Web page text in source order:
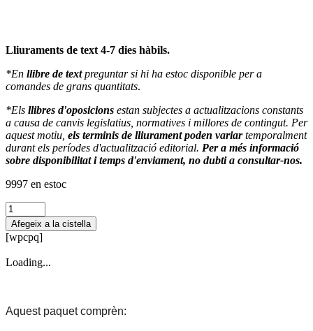
Lliuraments de text 4-7 dies hàbils.
*En llibre de textpreguntar si hi ha estoc disponible per a
comandes de grans quantitats.
*Els llibres d'oposicions estan subjectes a actualitzacions constants
a causa de canvis legislatius, normatives i millores de contingut. Per
aquest motiu, els terminis de lliurament poden variartemporalment
durant els períodes d'actualització editorial. Per a més informació
sobre disponibilitat i temps d'enviament, no dubti a consultar-nos.
9997 en estoc
quantitat
de
Temario
+
Supuestos
prácticos
(castellano)
Afegeix a la cistella
[wpcpq]
Loading...
Aquest paquet comprèn: